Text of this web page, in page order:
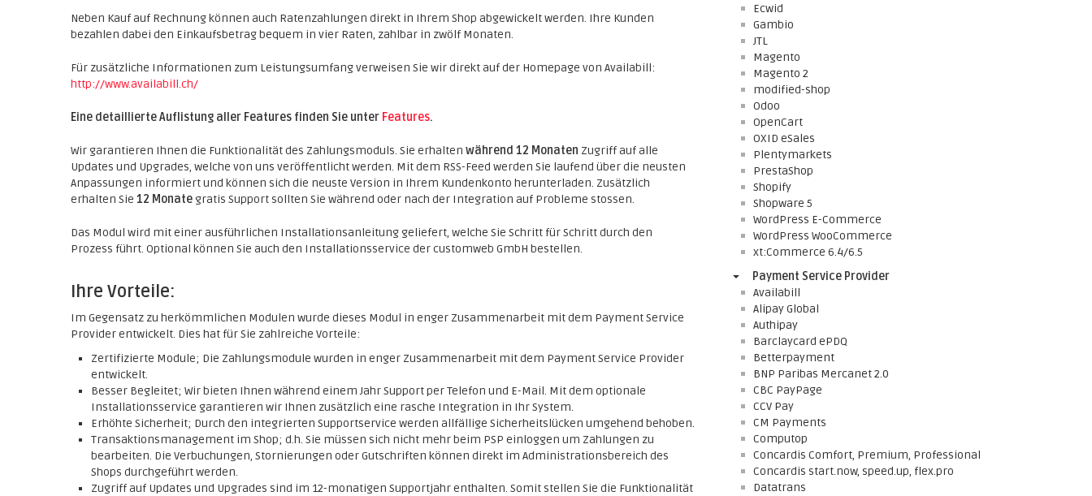
Neben Kauf auf Rechnung können auch Ratenzahlungen direkt in Ihrem Shop abgewickelt werden. Ihre Kunden
bezahlen dabei den Einkaufsbetrag bequem in vier Raten, zahlbar in zwölf Monaten.
Für zusätzliche Informationen zum Leistungsumfang verweisen Sie wir direkt auf der Homepage von Availabill:
http://www.availabill.ch/
Eine detaillierte Auflistung aller Features finden Sie unter Features.
Wir garantieren Ihnen die Funktionalität des Zahlungsmoduls. Sie erhalten während 12 Monaten Zugriff auf alle
Updates und Upgrades, welche von uns veröffentlicht werden. Mit dem RSS-Feed werden Sie laufend über die neusten
Anpassungen informiert und können sich die neuste Version in Ihrem Kundenkonto herunterladen. Zusätzlich
erhalten Sie 12 Monategratis Support sollten Sie während oder nach der Integration auf Probleme stossen.
Das Modul wird mit einer ausführlichen Installationsanleitung geliefert, welche Sie Schritt für Schritt durch den
Prozess führt. Optional können Sie auch den Installationsservice der customweb GmbH bestellen.
Ihre Vorteile:
Im Gegensatz zu herkömmlichen Modulen wurde dieses Modul in enger Zusammenarbeit mit dem Payment Service
Provider entwickelt. Dies hat für Sie zahlreiche Vorteile:
Zertifizierte Module; Die Zahlungsmodule wurden in enger Zusammenarbeit mit dem Payment Service Provider
entwickelt.
Besser Begleitet; Wir bieten Ihnen während einem Jahr Support per Telefon und E-Mail. Mit dem optionale
Installationsservice garantieren wir Ihnen zusätzlich eine rasche Integration in Ihr System.
Erhöhte Sicherheit; Durch den integrierten Supportservice werden allfällige Sicherheitslücken umgehend behoben.
Transaktionsmanagement im Shop; d.h. Sie müssen sich nicht mehr beim PSP einloggen um Zahlungen zu
bearbeiten. Die Verbuchungen, Stornierungen oder Gutschriften können direkt im Administrationsbereich des
Shops durchgeführt werden.
Zugriff auf Updates und Upgrades sind im 12-monatigen Supportjahr enthalten. Somit stellen Sie die Funktionalität
Ecwid
Gambio
JTL
Magento
Magento 2
modified-shop
Odoo
OpenCart
OXID eSales
Plentymarkets
PrestaShop
Shopify
Shopware 5
WordPress E-Commerce
WordPress WooCommerce
xt:Commerce 6.4/6.5
Payment Service Provider
Availabill
Alipay Global
Authipay
Barclaycard ePDQ
Betterpayment
BNP Paribas Mercanet 2.0
CBC PayPage
CCV Pay
CM Payments
Computop
Concardis Comfort, Premium, Professional
Concardis start.now, speed.up, flex.pro
Datatrans